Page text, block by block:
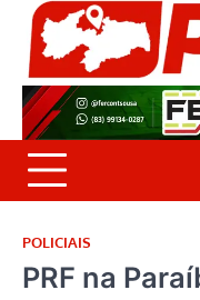
Skip
content
POLICIAIS
PRF na